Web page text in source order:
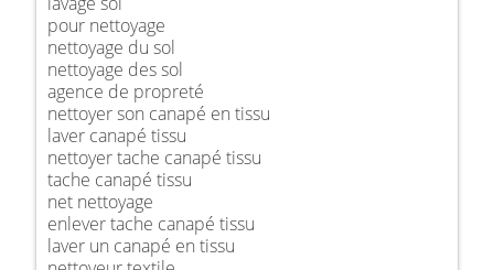
pour nettoyage
nettoyage du sol
nettoyage des sol
agence de propreté
nettoyer son canapé en tissu
laver canapé tissu
nettoyer tache canapé tissu
tache canapé tissu
net nettoyage
enlever tache canapé tissu
laver un canapé en tissu